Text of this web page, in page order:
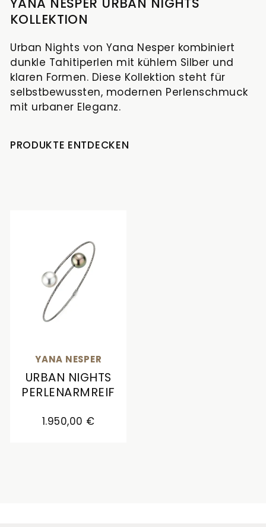
YANA NESPER URBAN NIGHTS
KOLLEKTION
Urban Nights von Yana Nesper kombiniert
dunkle Tahitiperlen mit kühlem Silber und
klaren Formen. Diese Kollektion steht für
selbstbewussten, modernen Perlenschmuck
mit urbaner Eleganz.
PRODUKTE ENTDECKEN
YANA NESPER
URBAN NIGHTS
PERLENARMREIF
1.950,00 €